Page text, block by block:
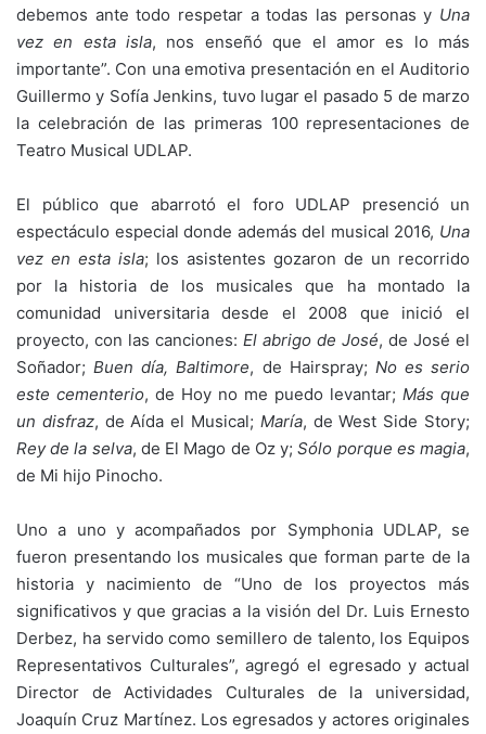
debemos ante todo respetar a todas las personas y Una
vez en esta isla, nos enseñó que el amor es lo más
importante”. Con una emotiva presentación en el Auditorio
Guillermo y Sofía Jenkins, tuvo lugar el pasado 5 de marzo
la celebración de las primeras 100 representaciones de
Teatro Musical UDLAP.
El público que abarrotó el foro UDLAP presenció un
espectáculo especial donde además del musical 2016, Una
vez en esta isla; los asistentes gozaron de un recorrido
por la historia de los musicales que ha montado la
comunidad universitaria desde el 2008 que inició el
proyecto, con las canciones: El abrigo de José, de José el
Soñador;Buen día, Baltimore, de Hairspray; No es serio
este cementerio, de Hoy no me puedo levantar; Más que
un disfraz, de Aída el Musical; María, de West Side Story;
Rey de la selva, de El Mago de Oz y;Sólo porque es magia,
de Mi hijo Pinocho.
Uno a uno y acompañados por Symphonia UDLAP, se
fueron presentando los musicales que forman parte de la
historia y nacimiento de “Uno de los proyectos más
significativos y que gracias a la visión del Dr. Luis Ernesto
Derbez, ha servido como semillero de talento, los Equipos
Representativos Culturales”, agregó el egresado y actual
Director de Actividades Culturales de la universidad,
Joaquín Cruz Martínez. Los egresados y actores originales